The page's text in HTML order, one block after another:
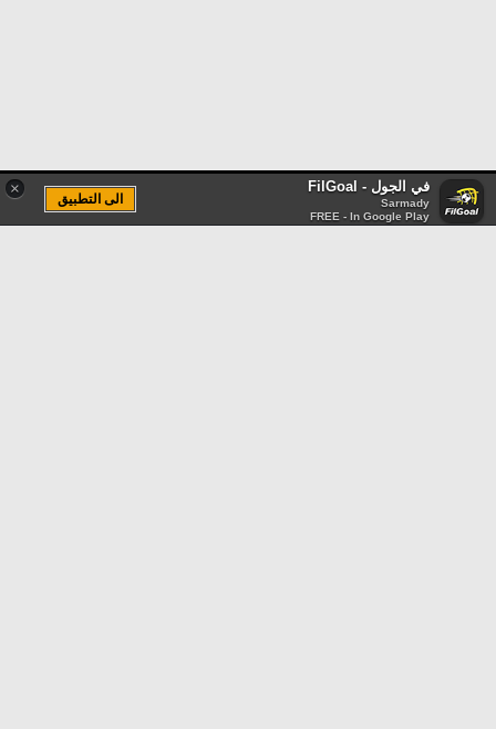
× في الجول - FilGoal
Sarmady
FREE - In Google Play
الى التطبيق